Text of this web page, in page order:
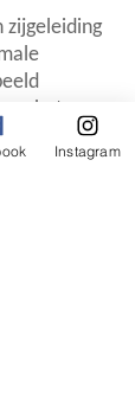
zijgeleiding
het
Instagram